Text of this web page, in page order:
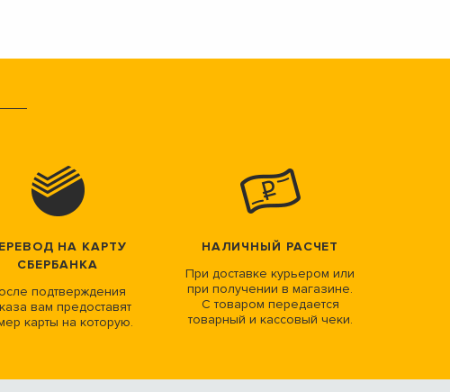
НА КАРТУ
СБЕРБАНКА
подтверждения
вам предоставят
карты на которую.
НАЛИЧНЫЙ РАСЧЕТ
При доставке курьером или
при получении в магазине.
С товаром передается
товарный и кассовый чеки.